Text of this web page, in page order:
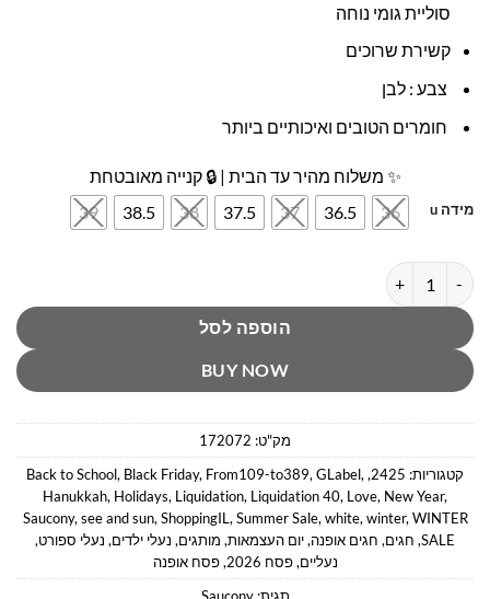
סוליית גומי נוחה
קשירת שרוכים
צבע : לבן
חומרים הטובים ואיכותיים ביותר
✨ משלוח מהיר עד הבית | 🔒 קנייה מאובטחת
מידה u 36
36.5
37
37.5
38
38.5
39
כמות של Endorphin KDZ-נעלי ספורט נוער לבן סאקוני
הוספה לסל
BUY NOW
מק"ט: 172072
קטגוריות: 2425
,
Back to School, Black Friday, From109-to389,GLabel,
Hanukkah, Holidays, Liquidation, Liquidation 40, Love, New Year,
Saucony,see and sun,ShoppingIL,Summer Sale,white,winter,WINTER
SALE
, חגים, חגים אופנה,יום העצמאות, מותגים, נעלי ילדים, נעלי ספורט,
נעליים,פסח 2026 ,פסח אופנה